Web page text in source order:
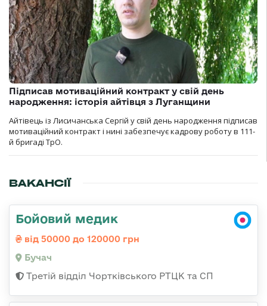
Підписав мотиваційний контракт у свій день
народження: історія айтівця з Луганщини
Айтівець із Лисичанська Сергій у свій день народження підписав
мотиваційний контракт і нині забезпечує кадрову роботу в 111-
й бригаді ТрО.
ВАКАНСІЇ
Бойовий медик
від 50000 до 120000 грн
Бучач
Третій відділ Чортківського РТЦК та СП